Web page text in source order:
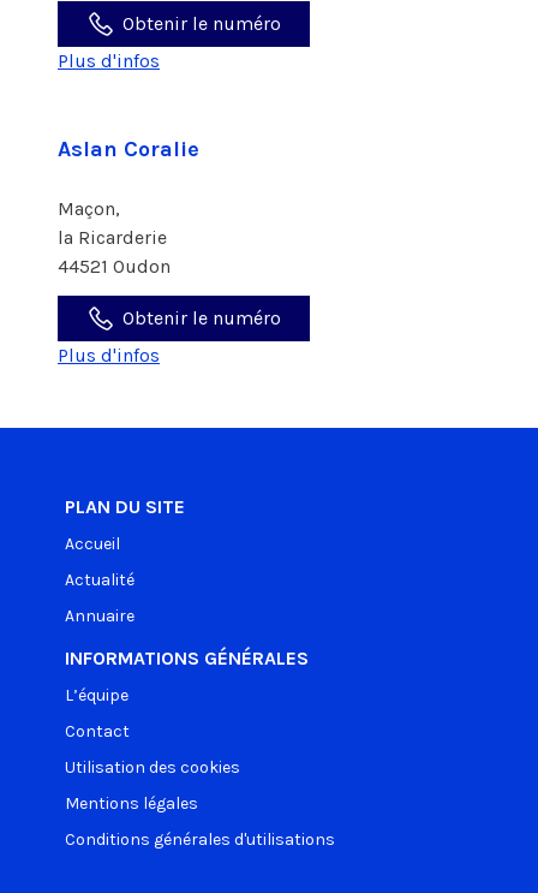
Obtenir le numéro
Plus d'infos
Aslan Coralie
Maçon,
la Ricarderie
44521 Oudon
Obtenir le numéro
Plus d'infos
PLAN DU SITE
Accueil
Actualité
Annuaire
INFORMATIONS GÉNÉRALES
L’équipe
Contact
Utilisation des cookies
Mentions légales
Conditions générales d'utilisations